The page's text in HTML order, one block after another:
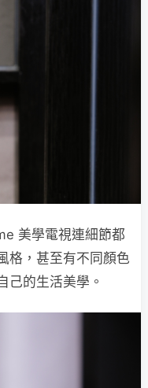
美學電視連細節都
格，甚至有不同顏色
己的生活美學。